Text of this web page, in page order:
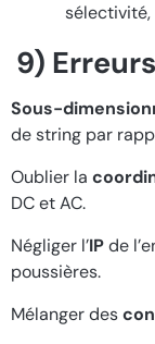
sélectivité,
9)
Sous-
de string par
Oublier la
DC et AC.
Négliger l’IPde
poussières.
Mélanger des